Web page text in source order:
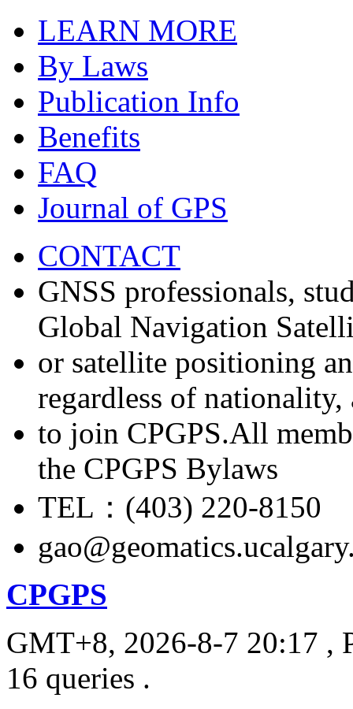
LEARN MORE
By Laws
Publication Info
Benefits
FAQ
Journal of GPS
CONTACT
GNSS professionals,
Global Navigation
or satellite positioning
regardless of nationality,
to join CPGPS.All
the CPGPS Bylaws
TEL：(403) 220-8150
CPGPS
GMT+8, 2026-8-7 20:17 ,
16 queries .